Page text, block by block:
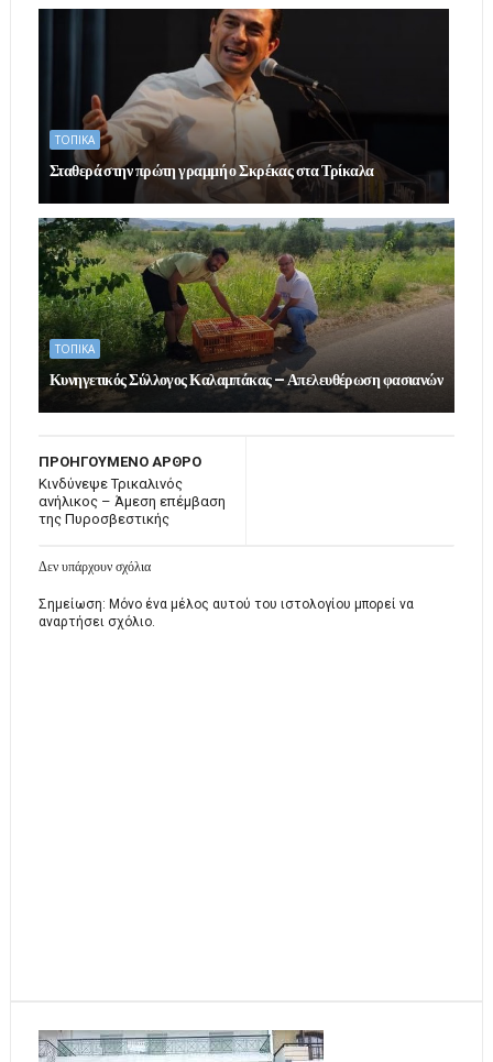
ΤΟΠΙΚΑ
Σταθερά στην πρώτη γραμμή ο Σκρέκας στα Τρίκαλα
ΤΟΠΙΚΑ
Κυνηγετικός Σύλλογος Καλαμπάκας – Απελευθέρωση φασιανών
ΠΡΟΗΓΟΥΜΕΝΟ ΑΡΘΡΟ
Κινδύνεψε Τρικαλινός
ανήλικος – Άμεση επέμβαση
της Πυροσβεστικής
Δεν υπάρχουν σχόλια
Σημείωση: Μόνο ένα μέλος αυτού του ιστολογίου μπορεί να
αναρτήσει σχόλιο.